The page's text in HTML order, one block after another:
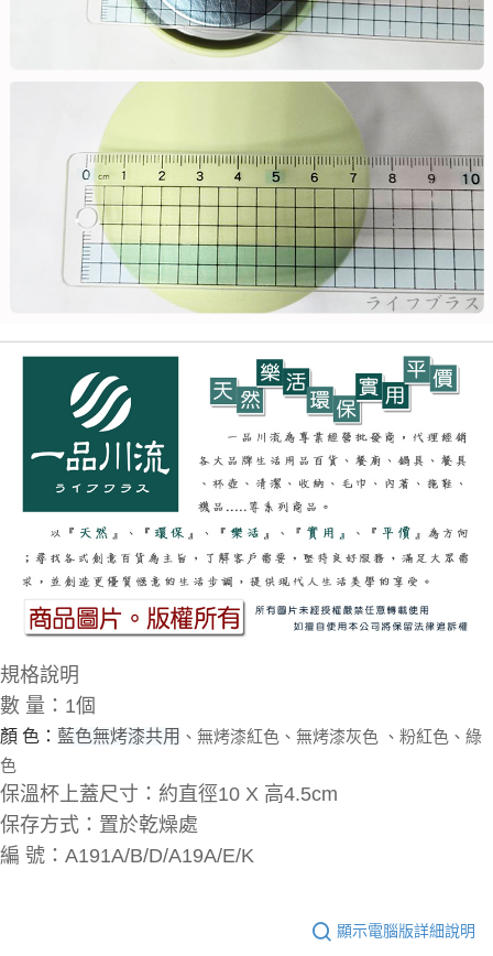
規格說明
數 量：1個
顏 色： 藍色無烤漆共用 、 無烤漆紅色、 無烤漆灰色 、粉紅色 、綠
色
保溫杯上蓋尺寸：約直徑10 X 高4.5cm
保存方式：置於乾燥處
編 號： A191A/B/D/A19A/E/K
顯示電腦版詳細說明